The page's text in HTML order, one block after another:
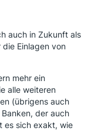
auch in Zukunft als
Einlagen von
mehr ein
alle weiteren
(übrigens auch
der auch
es sich exakt, wie